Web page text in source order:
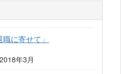
に寄せて」
年3月